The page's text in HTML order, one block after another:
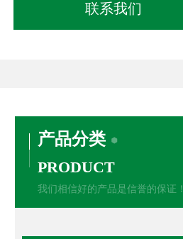
联系我们
产品分类
PRODUCT
我们相信好的产品是信誉的保证！